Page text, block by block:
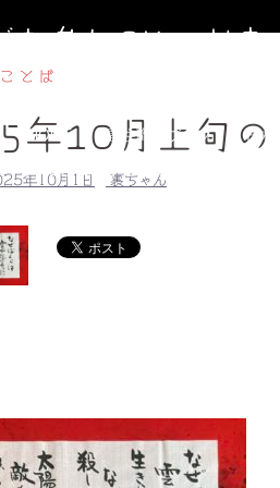
も参加OKのお
HOME 副住職のブログ 円相
とば
年10月上旬の
年10月1日 裏ちゃん